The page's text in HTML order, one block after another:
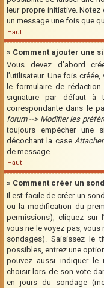
leur propre initiative.
un message une fois que
Haut
» Comment ajouter une
Vous devez d’abord
l’utilisateur. Une fois
le formulaire de
signature par défaut à
correspondante dans le
forum --> Modifier les
toujours empêcher une
décochant la case
de message.
Haut
» Comment créer un
Il est facile de créer un
ou la modification du
permissions), cliquez sur
vous ne le voyez pas, vous
sondages). Saisissez le
possibles, entrez une
pouvez aussi indiquer le
choisir lors de son vote
en jours du sondage